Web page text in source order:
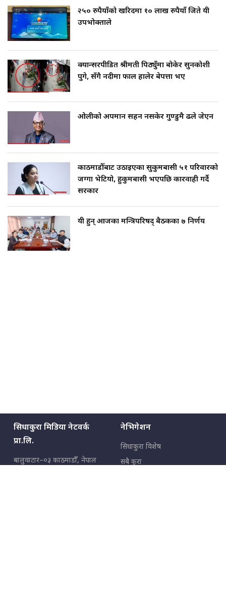
२५० रुपैयाँको खरिदमा १० लाख रुपैयाँ जिते यी
उपभोक्ताले
क्यान्सरपीडित श्रीमती पिठ्युँमा बोकेर सुनकोशी
पुगे, सँगै नदीमा फाल हालेर बेपत्ता भए
ओलीको अपमान सहन नसकेर गुण्डुमै ढले जेएन
काठमाडौँबाट उठाइएका सुकुमबासी ५१ परिवारको
जग्गा भेटियो, हुकुमबासी भएपछि कारवाही गर्दै
सरकार
यी हुन् आजका मन्त्रिपरिषद् बैठकका ७ निर्णय
सिधाकुरा मिडिया नेटवर्क
प्रा.लि.
बालुवाटार–०३ काठमाडौँ, नेपाल
नेभिगेशन
सिधाकुरा विशेष
सबै कुरा